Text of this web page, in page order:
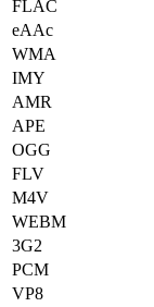
FLAC
eAAc
WMA
IMY
AMR
APE
OGG
FLV
M4V
WEBM
3G2
PCM
VP8